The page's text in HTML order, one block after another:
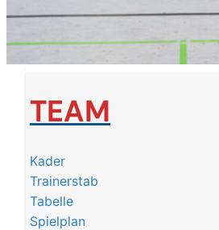
TEAM
Kader
Trainerstab
Tabelle
Spielplan